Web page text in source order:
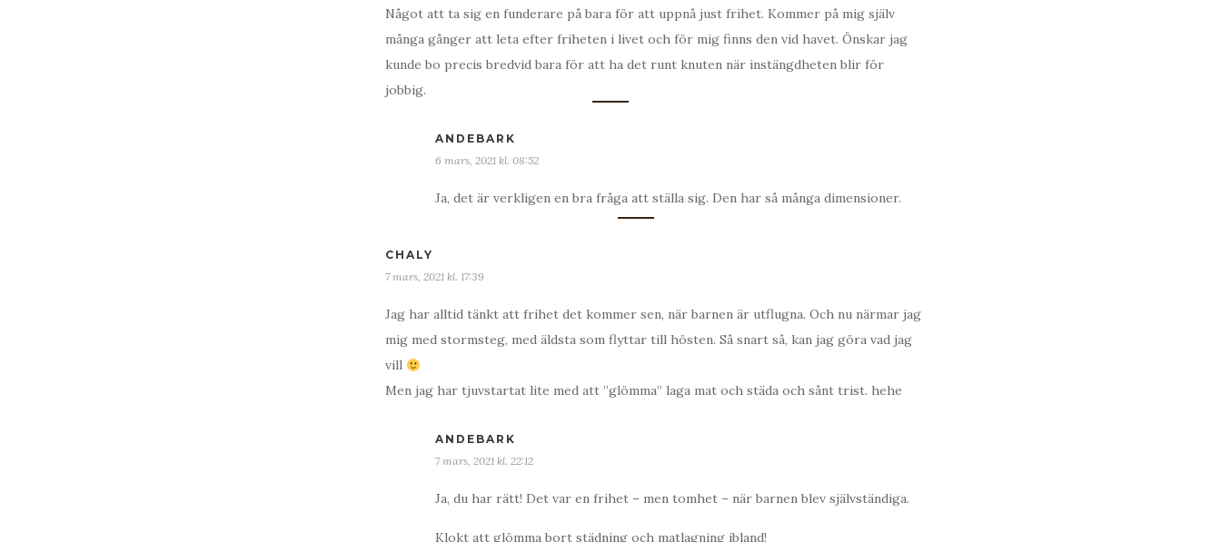
Något att ta sig en funderare på bara för att uppnå just frihet. Kommer på mig själv
många gånger att leta efter friheten i livet och för mig finns den vid havet. Önskar jag
kunde bo precis bredvid bara för att ha det runt knuten när instängdheten blir för
jobbig.
ANDEBARK
6 mars, 2021 kl. 08:52
Ja, det är verkligen en bra fråga att ställa sig. Den har så många dimensioner.
CHALY
7 mars, 2021 kl. 17:39
Jag har alltid tänkt att frihet det kommer sen, när barnen är utflugna. Och nu närmar jag
mig med stormsteg, med äldsta som flyttar till hösten. Så snart så, kan jag göra vad jag
vill
Men jag har tjuvstartat lite med att ”glömma” laga mat och städa och sånt trist. hehe
ANDEBARK
7 mars, 2021 kl. 22:12
Ja, du har rätt! Det var en frihet – men tomhet – när barnen blev självständiga.
Klokt att glömma bort städning och matlagning ibland!